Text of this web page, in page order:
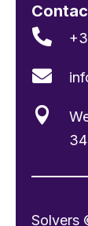



Solvers